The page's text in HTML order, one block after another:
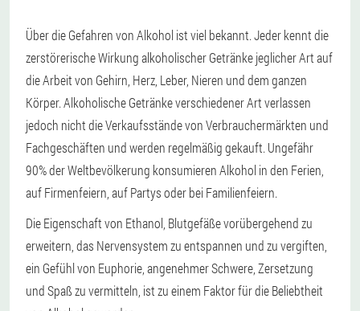
Über die Gefahren von Alkohol ist viel bekannt. Jeder kennt die
zerstörerische Wirkung alkoholischer Getränke jeglicher Art auf
die Arbeit von Gehirn, Herz, Leber, Nieren und dem ganzen
Körper. Alkoholische Getränke verschiedener Art verlassen
jedoch nicht die Verkaufsstände von Verbrauchermärkten und
Fachgeschäften und werden regelmäßig gekauft. Ungefähr
90% der Weltbevölkerung konsumieren Alkohol in den Ferien,
auf Firmenfeiern, auf Partys oder bei Familienfeiern.
Die Eigenschaft von Ethanol, Blutgefäße vorübergehend zu
erweitern, das Nervensystem zu entspannen und zu vergiften,
ein Gefühl von Euphorie, angenehmer Schwere, Zersetzung
und Spaß zu vermitteln, ist zu einem Faktor für die Beliebtheit